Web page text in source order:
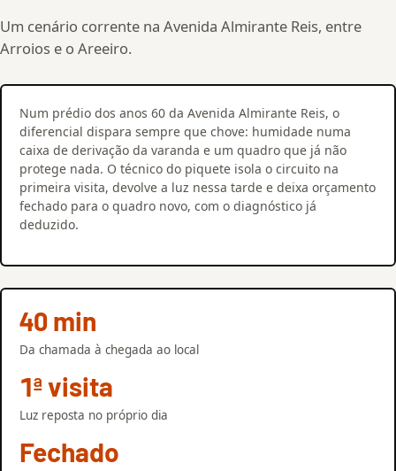
Um cenário corrente na Avenida Almirante Reis, entre
Arroios e o Areeiro.
Num prédio dos anos 60 da Avenida Almirante Reis, o
diferencial dispara sempre que chove: humidade numa
caixa de derivação da varanda e um quadro que já não
protege nada. O técnico do piquete isola o circuito na
primeira visita, devolve a luz nessa tarde e deixa orçamento
fechado para o quadro novo, com o diagnóstico já
deduzido.
40 min
Da chamada à chegada ao local
1ª visita
Luz reposta no próprio dia
Fechado